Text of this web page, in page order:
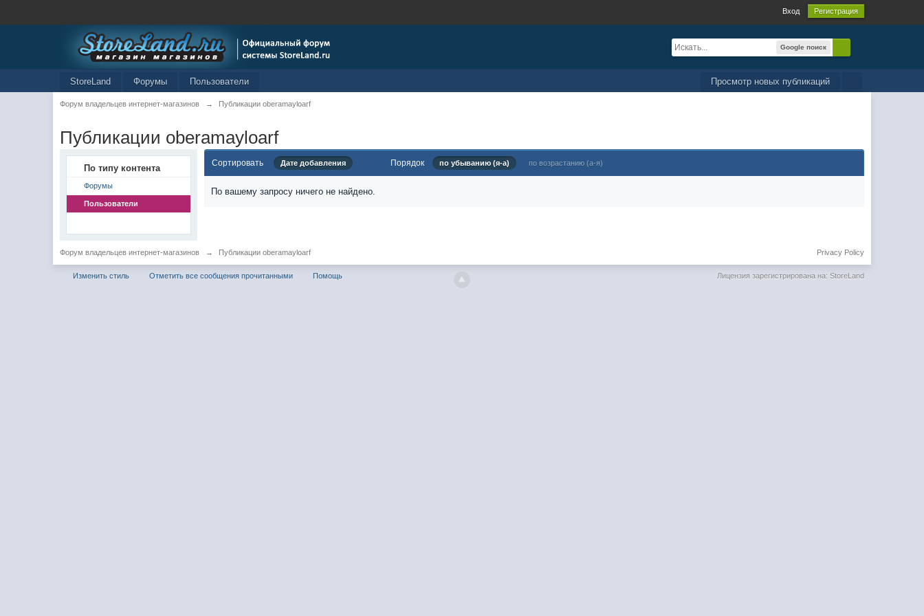
Вход Регистрация
Google поиск
Просмотр новых публикаций
StoreLand Форумы Пользователи
Форум владельцев интернет-магазинов → Публикации oberamayloarf
Публикации oberamayloarf
По типу контента
Форумы
Пользователи
Сортировать Дате добавления Порядок по убыванию (я-а) по возрастанию (а-я)
По вашему запросу ничего не найдено.
Форум владельцев интернет-магазинов → Публикации oberamayloarf Privacy Policy
Изменить стиль Отметить все сообщения прочитанными Помощь Лицензия зарегистрирована на: StoreLand